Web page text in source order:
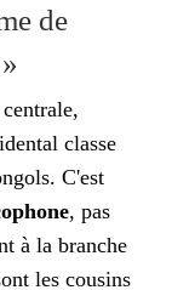
de
classe
C'est
, pas
à la branche
les cousins